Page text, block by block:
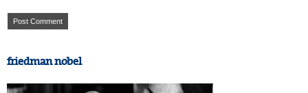
friedman nobel